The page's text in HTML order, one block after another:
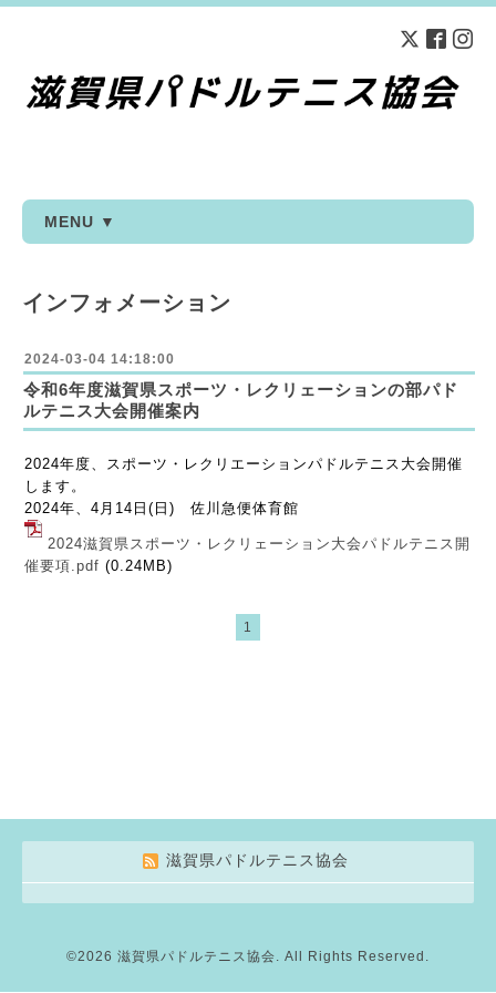
MENU ▼
インフォメーション
2024-03-04 14:18:00
令和6年度滋賀県スポーツ・レクリェーションの部パド
ルテニス大会開催案内
2024年度、スポーツ・レクリエーションパドルテニス大会開催
します。
2024年、4月14日(日) 佐川急便体育館
2024滋賀県スポーツ・レクリェーション大会パドルテニス開
催要項.pdf (0.24MB)
1
滋賀県パドルテニス協会
©2026 滋賀県パドルテニス協会 . All Rights Reserved.